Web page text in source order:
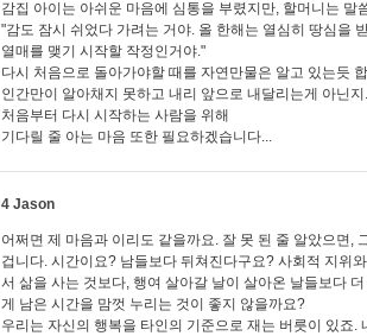
감집 아이는 아쉬운 마음에 심통을 부렸지만, 할머니는 말
"감도 잠시 쉬었다 가려는 거야. 올 한해는 열심히 땅심을
열매를 맺기 시작할 작정인거야."
다시 처음으로 돌아가야할 때를 자연만물은 알고 있는듯 합
인간만이 알아채지 못하고 내리 앞으로 내달리는게 아닌지...
처음부터 다시 시작하는 사람을 위해
기다릴 줄 아는 마음 또한 필요하겠습니다...
4 Jason
어쩌면 제 마음과 이리도 같을까요. 잘 못 된 줄 알았으면,
겁니다. 시간이요? 남들보다 뒤쳐진다구요? 사회적 지위
서 삶을 사는 것보다, 행여 살아갈 날이 살아온 날들보다
게 남은 시간을 맘껏 누리는 것이 좋지 않을까요?
우리는 자신의 행복을 타인의 기준으로 재는 버릇이 있죠.